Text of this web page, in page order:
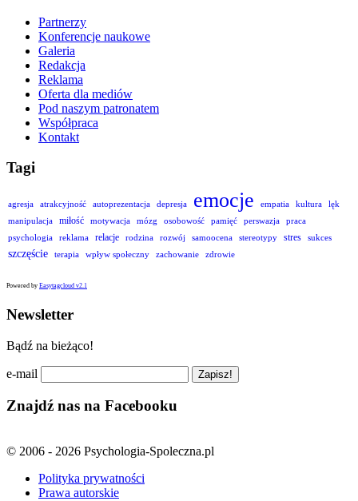
Partnerzy
Konferencje naukowe
Galeria
Redakcja
Reklama
Oferta dla mediów
Pod naszym patronatem
Współpraca
Kontakt
Tagi
agresja atrakcyjność autoprezentacja depresja emocje empatia kultura
lęk
manipulacja
miłość motywacja mózg osobowość pamięć perswazja
praca
psychologia
reklama relacje rodzina rozwój samoocena stereotypy stres sukces
szczęście terapia wpływ społeczny zachowanie zdrowie
Powered by Easytagcloud v2.1
Newsletter
Bądź na bieżąco!
e-mail
Znajdź nas na Facebooku
© 2006 - 2026 Psychologia-Spoleczna.pl
Polityka prywatności
Prawa autorskie